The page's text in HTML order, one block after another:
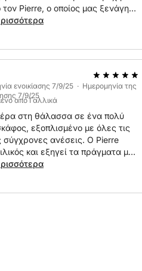
Pierre, ο οποίος μας ξενάγησε
μας έκανε να περάσουμε μια
ενοικίασης 7/9/25 · Ημερομηνία της
7/9/25
από Γαλλικά
στη θάλασσα σε ένα πολύ
εξοπλισμένο με όλες τις
σύγχρονες ανέσεις. Ο Pierre
και εξηγεί τα πράγματα με
συνιστώ ανεπιφύλακτα!